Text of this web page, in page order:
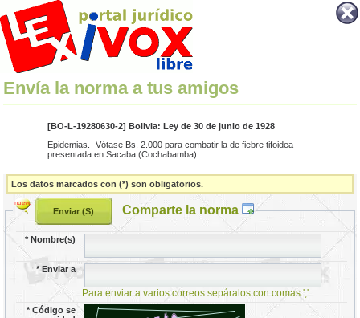
Envía la norma a tus amigos
[BO-L-19280630-2] Bolivia: Ley de 30 de junio de 1928
Epidemias.- Vótase Bs. 2.000 para combatir la de fiebre tifoidea
presentada en Sacaba (Cochabamba)..
Los datos marcados con (*) son obligatorios.
Comparte la norma
*Nombre(s)
*Enviar a
Para enviar a varios correos sepáralos con comas ','.
*Código se